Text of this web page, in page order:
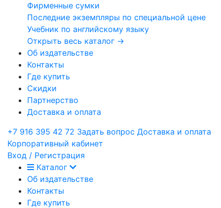
Фирменные сумки
Последние экземпляры по специальной цене
Учебник по английскому языку
Открыть весь каталог →
Об издательстве
Контакты
Где купить
Скидки
Партнерство
Доставка и оплата
+7 916 395 42 72 Задать вопрос Доставка и оплата
Корпоративный кабинет
Вход / Регистрация
Каталог
Об издательстве
Контакты
Где купить